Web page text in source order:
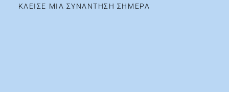
ΚΛΕΙΣΕ ΜΙΑ ΣΥΝΑΝΤΗΣΗ ΣΗΜΕΡΑ